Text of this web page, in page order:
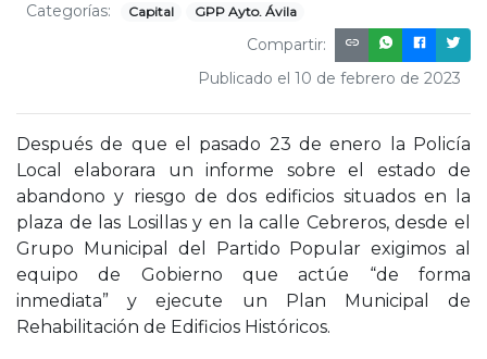
Categorías: Capital GPP Ayto. Ávila
Compartir:
Publicado el 10 de febrero de 2023
Después de que el pasado 23 de enero la Policía
Local elaborara un informe sobre el estado de
abandono y riesgo de dos edificios situados en la
plaza de las Losillas y en la calle Cebreros, desde el
Grupo Municipal del Partido Popular exigimos al
equipo de Gobierno que actúe “de forma
inmediata” y ejecute un Plan Municipal de
Rehabilitación de Edificios Históricos.